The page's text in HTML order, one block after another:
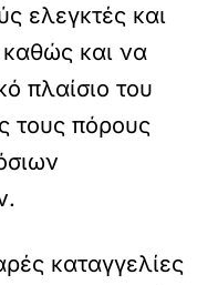
ελεγκτές και
καθώς και να
πλαίσιο του
τους πόρους
καταγγελίες